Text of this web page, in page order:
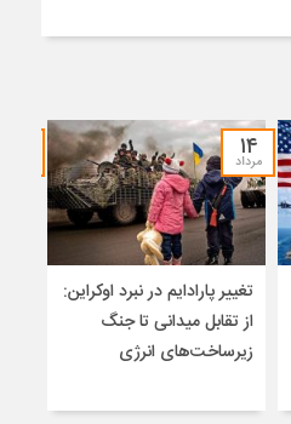
۱۴
مرداد
تغییر پارادایم در نبرد اوکراین:
از تقابل میدانی تا جنگ
زیرساخت‌های انرژی